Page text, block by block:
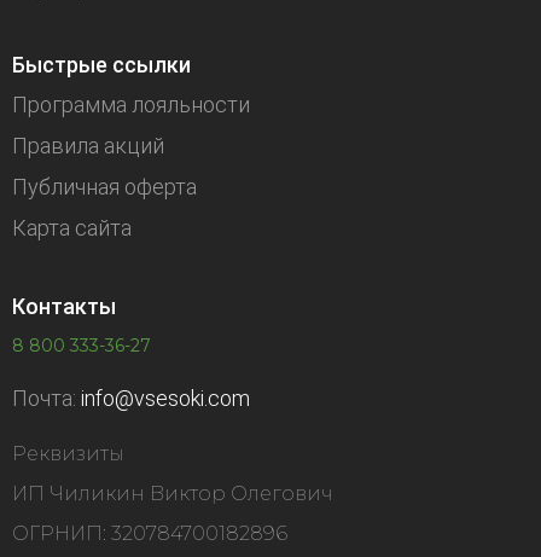
Быстрые ссылки
Программа лояльности
Правила акций
Публичная оферта
Карта сайта
Контакты
8 800 333-36-27
Почта: info@vsesoki.com
Реквизиты
ИП Чиликин Виктор Олегович
ОГРНИП: 320784700182896